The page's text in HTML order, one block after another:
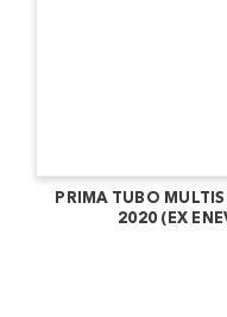
PRIMA TUBO
2020 (EX